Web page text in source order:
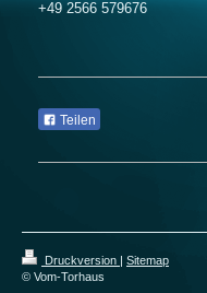
+49 2566 579676
Teilen
Druckversion
Sitemap
© Vom-Torhaus